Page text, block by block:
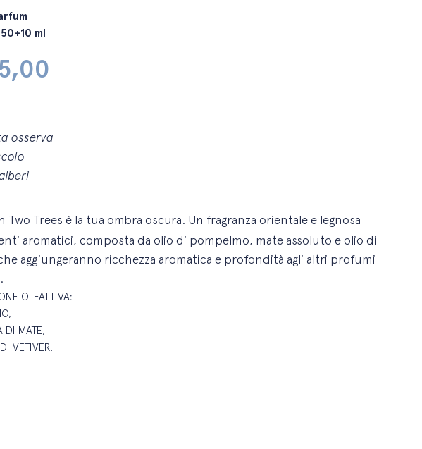
ml
osserva
Two Trees è la tua ombra oscura. Un fragranza orientale e legnosa
aromatici, composta da olio di pompelmo, mate assoluto e olio di
aggiungeranno ricchezza aromatica e profondità agli altri profumi
OLFATTIVA:
DI MATE,
VETIVER.